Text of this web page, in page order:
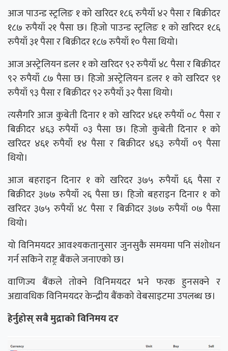
आज पाउन्ड स्ट्रलिङ १ को खरिदर १८६ रुपैयाँ ४२ पैसा र बिक्रीदर
१८७ रुपैयाँ २१ पैसा छ। हिजो पाउन्ड स्ट्रलिङ १ को खरिदर १८६
रुपैयाँ ३१ पैसा र बिक्रीदर १८७ रुपैयाँ १० पैसा थियो।
आज अस्ट्रेलियन डलर १ को खरिदर ९२ रुपैयाँ ४८ पैसा र बिक्रीदर
९२ रुपैयाँ ८७ पैसा छ। हिजो अस्ट्रेलियन डलर १ को खरिदर ९१
रुपैयाँ ९३ पैसा र बिक्रीदर ९२ रुपैयाँ ३२ पैसा थियो।
त्यसैगरि आज कुबेती दिनार १ को खरिदर ४६१ रुपैयाँ ०८ पैसा र
बिक्रीदर ४६३ रुपैयाँ ०३ पैसा छ। हिजो कुबेती दिनार १ को
खरिदर ४६१ रुपैयाँ १४ पैसा र बिक्रीदर ४६३ रुपैयाँ ०९ पैसा
थियो।
आज बहराइन दिनार १ को खरिदर ३७५ रुपैयाँ ६६ पैसा र
बिक्रीदर ३७७ रुपैयाँ २६ पैसा छ। हिजो बहराइन दिनार १ को
खरिदर ३७५ रुपैयाँ ४८ पैसा र बिक्रीदर ३७७ रुपैयाँ ०७ पैसा
थियो।
यो विनिमयदर आवश्यकतानुसार जुनसुकै समयमा पनि संशोधन
गर्न सकिने राष्ट्र बैंकले जनाएको छ।
वाणिज्य बैंकले तोक्ने विनिमयदर भने फरक हुनसक्ने र
अद्यावधिक विनिमयदर केन्द्रीय बैंकको वेबसाइटमा उपलब्ध छ।
हेर्नुहोस् सबै मुद्राको विनिमय दर